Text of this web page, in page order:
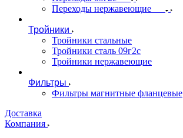
Переходы нержавеющие
Тройники
Тройники стальные
Тройники сталь 09г2с
Тройники нержавеющие
Фильтры
Фильтры магнитные фланцевые
Доставка
Компания